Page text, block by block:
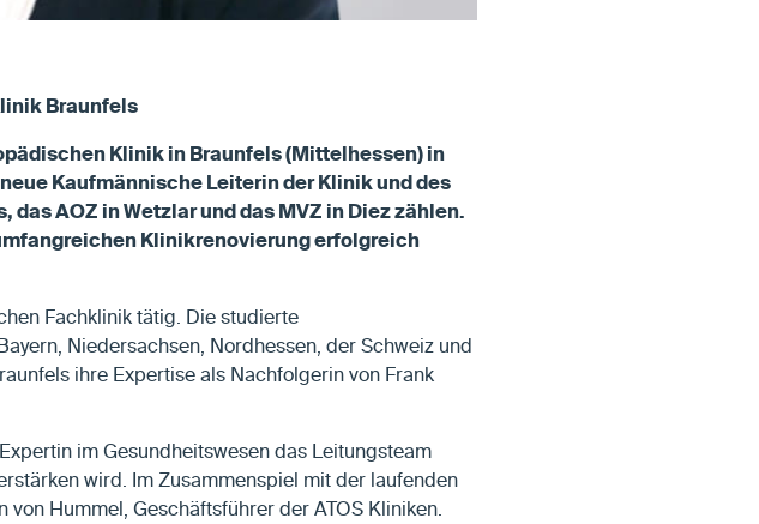
Braunfels
Klinik in Braunfels (Mittelhessen) in
Kaufmännische Leiterin der Klinik und des
AOZ in Wetzlar und das MVZ in Diez zählen.
Klinikrenovierung erfolgreich
Fachklinik tätig. Die studierte
Niedersachsen, Nordhessen, der Schweiz und
ihre Expertise als Nachfolgerin von Frank
im Gesundheitswesen das Leitungsteam
wird. Im Zusammenspiel mit der laufenden
Hummel, Geschäftsführer der ATOS Kliniken.